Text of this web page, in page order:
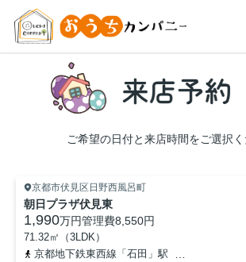
ご希望の日付と来店時間をご選択く
京都市伏見区日野西風呂町
朝日プラザ伏見東
1,990万円管理費8,550円
71.32㎡（3LDK）
京都地下鉄東西線「石田」駅